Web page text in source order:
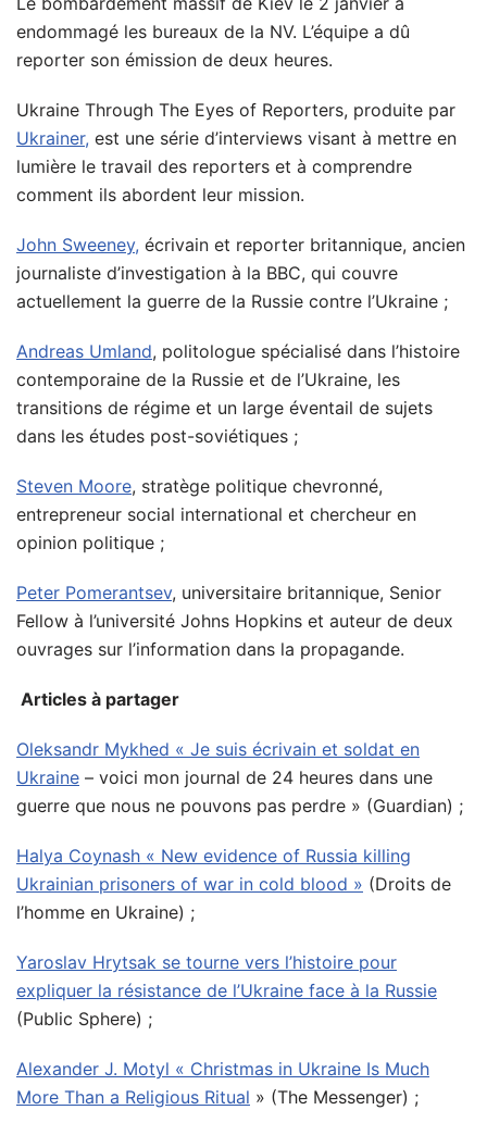
endommagé les bureaux de la NV. L’équipe a dû
reporter son émission de deux heures.
Ukraine Through The Eyes of Reporters, produite par
Ukrainer, est une série d’interviews visant à mettre en
lumière le travail des reporters et à comprendre
comment ils abordent leur mission.
John Sweeney, écrivain et reporter britannique, ancien
journaliste d’investigation à la BBC, qui couvre
actuellement la guerre de la Russie contre l’Ukraine ;
Andreas Umland, politologue spécialisé dans l’histoire
contemporaine de la Russie et de l’Ukraine, les
transitions de régime et un large éventail de sujets
dans les études post-soviétiques ;
Steven Moore, stratège politique chevronné,
entrepreneur social international et chercheur en
opinion politique ;
Peter Pomerantsev, universitaire britannique, Senior
Fellow à l’université Johns Hopkins et auteur de deux
ouvrages sur l’information dans la propagande.
Articles à partager
Oleksandr Mykhed « Je suis écrivain et soldat en
Ukraine – voici mon journal de 24 heures dans une
guerre que nous ne pouvons pas perdre » (Guardian) ;
Halya Coynash « New evidence of Russia killing
Ukrainian prisoners of war in cold blood » (Droits de
l’homme en Ukraine) ;
Yaroslav Hrytsak se tourne vers l’histoire pour
expliquer la résistance de l’Ukraine face à la Russie
(Public Sphere) ;
Alexander J. Motyl « Christmas in Ukraine Is Much
More Than a Religious Ritual » (The Messenger) ;